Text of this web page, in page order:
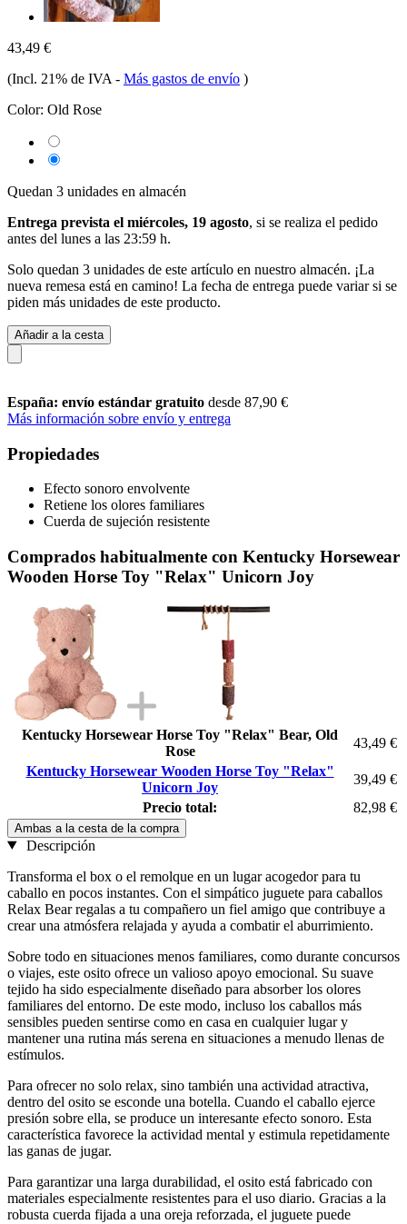
43,49 €
(Incl. 21% de IVA - Más gastos de envío )
Color: Old Rose
Quedan 3 unidades en almacén
Entrega prevista el miércoles, 19 agosto, si se realiza el pedido
antes del lunes a las 23:59 h.
Solo quedan 3 unidades de este artículo en nuestro almacén. ¡La
nueva remesa está en camino! La fecha de entrega puede variar si se
piden más unidades de este producto.
Añadir a la cesta
España: envío estándar gratuito desde 87,90 €
Más información sobre envío y entrega
Propiedades
Efecto sonoro envolvente
Retiene los olores familiares
Cuerda de sujeción resistente
Comprados habitualmente con Kentucky Horsewear
Wooden Horse Toy "Relax" Unicorn Joy
Kentucky Horsewear Horse Toy "Relax" Bear, Old
Rose
43,49 €
Kentucky Horsewear Wooden Horse Toy "Relax"
Unicorn Joy
39,49 €
Precio total:
82,98 €
Ambas a la cesta de la compra
Descripción
Transforma el box o el remolque en un lugar acogedor para tu
caballo en pocos instantes. Con el simpático juguete para caballos
Relax Bear regalas a tu compañero un fiel amigo que contribuye a
crear una atmósfera relajada y ayuda a combatir el aburrimiento.
Sobre todo en situaciones menos familiares, como durante concursos
o viajes, este osito ofrece un valioso apoyo emocional. Su suave
tejido ha sido especialmente diseñado para absorber los olores
familiares del entorno. De este modo, incluso los caballos más
sensibles pueden sentirse como en casa en cualquier lugar y
mantener una rutina más serena en situaciones a menudo llenas de
estímulos.
Para ofrecer no solo relax, sino también una actividad atractiva,
dentro del osito se esconde una botella. Cuando el caballo ejerce
presión sobre ella, se produce un interesante efecto sonoro. Esta
característica favorece la actividad mental y estimula repetidamente
las ganas de jugar.
Para garantizar una larga durabilidad, el osito está fabricado con
materiales especialmente resistentes para el uso diario. Gracias a la
robusta cuerda fijada a una oreja reforzada, el juguete puede